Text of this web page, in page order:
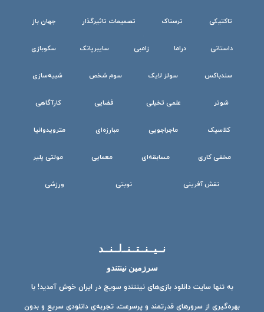
تاکتیکی ترسناک تصمیمات تاثیرگذار جهان باز
داستانی دراما زامبی سایبرپانک سکوبازی
سندباکس سولز لایک سوم شخص شبیه‌سازی
شوتر علمی تخیلی فضایی کارآگاهی
کلاسیک ماجراجویی مبارزه‌ای مترویدوانیا
مخفی کاری مسابقه‌ای معمایی مولتی پلیر
نقش آفرینی نوبتی ورزشی
نــیــنــتــنــ‌لــنــد
سرزمین نینتندو
به تنها سایت دانلود بازی‌های نینتندو سویچ در ایران خوش آمدید! با
بهره‌گیری از سرورهای قدرتمند و پرسرعت، تجربه‌ی دانلودی سریع و بدون